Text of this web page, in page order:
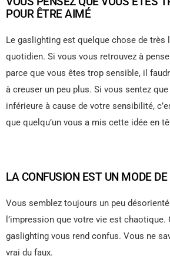
POUR ÊTRE AIMÉ
Le gaslighting est quelque chose de très
quotidien. Si vous vous retrouvez à
parce que vous êtes trop sensible, il
à creuser un peu plus. Si vous sentez
inférieure à cause de votre sensibilité,
que quelqu’un vous a mis cette idée en
LA CONFUSION EST UN MODE DE
Vous semblez toujours un peu
l’impression que votre vie est chaotique.
gaslighting vous rend confus. Vous ne
vrai du faux.